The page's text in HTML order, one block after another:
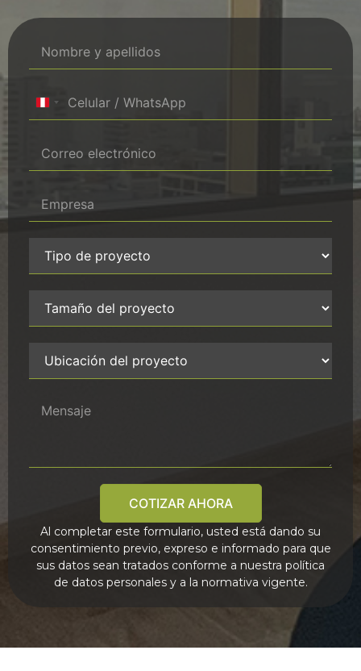
Peru +51
COTIZAR AHORA
Al completar este formulario, usted está dando su
consentimiento previo, expreso e informado para que
sus datos sean tratados conforme a nuestra política
de datos personales y a la normativa vigente.